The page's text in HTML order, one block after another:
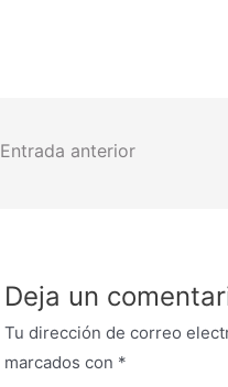
Entrada anterior
Deja un
Tu dirección de correo
marcados con *